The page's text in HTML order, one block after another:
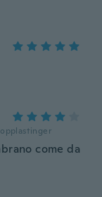
opplastinger
come da